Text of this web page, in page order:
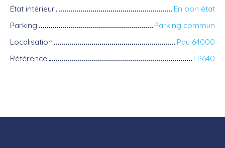
État intérieur
En bon état
Parking
Parking commun
Localisation
Pau 64000
Référence
LP640